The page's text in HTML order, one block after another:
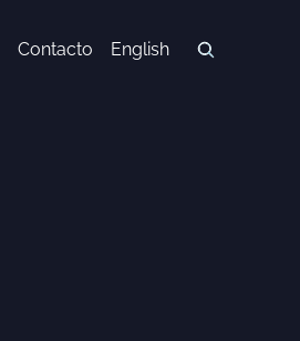
Contacto English